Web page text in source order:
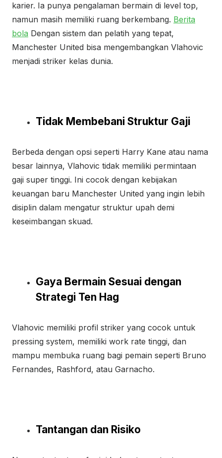
karier. Ia punya pengalaman bermain di level top,
namun masih memiliki ruang berkembang. Berita
bola Dengan sistem dan pelatih yang tepat,
Manchester United bisa mengembangkan Vlahovic
menjadi striker kelas dunia.
Tidak Membebani Struktur Gaji
Berbeda dengan opsi seperti Harry Kane atau nama
besar lainnya, Vlahovic tidak memiliki permintaan
gaji super tinggi. Ini cocok dengan kebijakan
keuangan baru Manchester United yang ingin lebih
disiplin dalam mengatur struktur upah demi
keseimbangan skuad.
Gaya Bermain Sesuai dengan
Strategi Ten Hag
Vlahovic memiliki profil striker yang cocok untuk
pressing system, memiliki work rate tinggi, dan
mampu membuka ruang bagi pemain seperti Bruno
Fernandes, Rashford, atau Garnacho.
Tantangan dan Risiko